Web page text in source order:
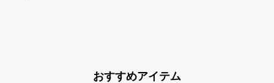
おすすめアイテム